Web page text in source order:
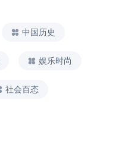
中国历史
娱乐时尚
社会百态